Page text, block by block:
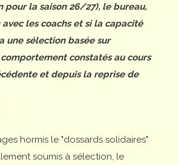
pour la saison 26/27), le bureau,
les coachs et si la capacité
une sélection basée sur
constatés au cours
et depuis la reprise de
hormis le "dossards solidaires"
soumis à sélection, le